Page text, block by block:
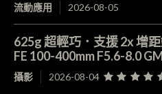
流動應用 2026-08-05
625g 超輕巧．支援 2x 增
FE 100-400mm F5.6-8.0
攝影 2026-08-04